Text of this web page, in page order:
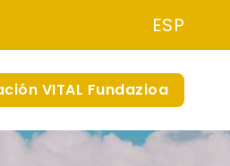
ESP
VITAL Fundazioa